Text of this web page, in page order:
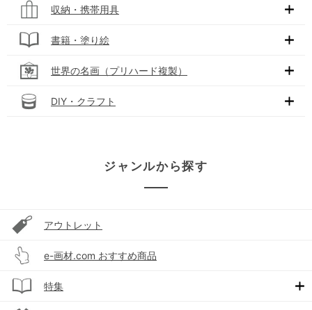
収納・携帯用具
書籍・塗り絵
世界の名画（プリハード複製）
DIY・クラフト
ジャンルから探す
アウトレット
e-画材.com おすすめ商品
特集